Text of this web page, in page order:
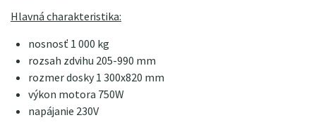
Hlavná charakteristika:
nosnosť 1 000 kg
rozsah zdvihu 205-990 mm
rozmer dosky 1 300x820 mm
výkon motora 750W
napájanie 230V